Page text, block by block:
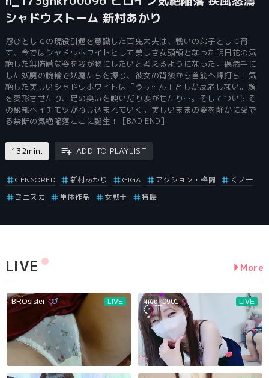
シャドウストーム 新村あかり
忍びとしての現役引退を意識した百鬼大夫は、戦いの弟子として育
て、今ではシャドウホワイトとして美しき女頭領となった明日花の気
絶した無防備な姿を我が物にしたいと考えるようになった。偶然手に
した妖魔の腕輪で妖魔たちを操り、彼女の背後から首筋へ峰打ち！気
絶した美しいシャドウホワイトは「うぅ…ん」としか反応しない。顔
を変形させたり、足の臭いを嗅いだり嗅がせたり…。そしてついにそ
の秘部へイチモツがねじ込まれていく。美しいままの姿を静かに愛で
る禁断の気絶陥落ここに誕生！［BAD END］
132min. ADD TO PLAYLIST
CENSORED 新村あかり GIGA アクション・格闘
くノ一
ミニスカ
単体作品 女戦士 特撮
LIVE More